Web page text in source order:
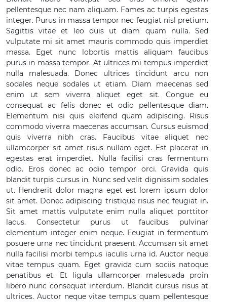
pellentesque nec nam aliquam. Fames ac turpis egestas
integer. Purus in massa tempor nec feugiat nisl pretium.
Sagittis vitae et leo duis ut diam quam nulla. Sed
vulputate mi sit amet mauris commodo quis imperdiet
massa. Eget nunc lobortis mattis aliquam faucibus
purus in massa tempor. At ultrices mi tempus imperdiet
nulla malesuada. Donec ultrices tincidunt arcu non
sodales neque sodales ut etiam. Diam maecenas sed
enim ut sem viverra aliquet eget sit. Congue eu
consequat ac felis donec et odio pellentesque diam.
Elementum nisi quis eleifend quam adipiscing. Risus
commodo viverra maecenas accumsan. Cursus euismod
quis viverra nibh cras. Faucibus vitae aliquet nec
ullamcorper sit amet risus nullam eget. Est placerat in
egestas erat imperdiet. Nulla facilisi cras fermentum
odio. Eros donec ac odio tempor orci. Gravida quis
blandit turpis cursus in. Nunc sed velit dignissim sodales
ut. Hendrerit dolor magna eget est lorem ipsum dolor
sit amet. Donec adipiscing tristique risus nec feugiat in.
Sit amet mattis vulputate enim nulla aliquet porttitor
lacus. Consectetur purus ut faucibus pulvinar
elementum integer enim neque. Feugiat in fermentum
posuere urna nec tincidunt praesent. Accumsan sit amet
nulla facilisi morbi tempus iaculis urna id. Auctor neque
vitae tempus quam. Eget gravida cum sociis natoque
penatibus et. Et ligula ullamcorper malesuada proin
libero nunc consequat interdum. Blandit cursus risus at
ultrices. Auctor neque vitae tempus quam pellentesque